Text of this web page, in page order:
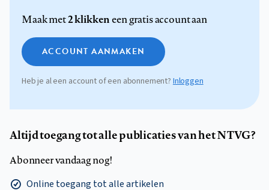
Maak met2 klikkeneen gratis account aan
ACCOUNT AANMAKEN
Heb je al een account of een abonnement?Inloggen
Altijd toegang tot alle publicaties van het NTVG?
Abonneer vandaag nog!
Online toegang tot alle artikelen